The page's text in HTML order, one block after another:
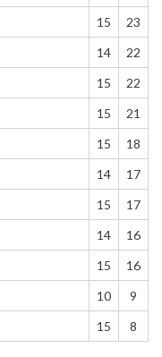
15 23
14 22
15 22
15 21
15 18
14 17
15 17
14 16
15 16
10 9
15 8